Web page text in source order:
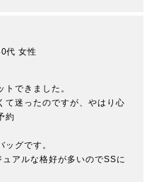
代 女性
できました。
て迷ったのですが、やはり心
約
グです。
アルな格好が多いのでSSに